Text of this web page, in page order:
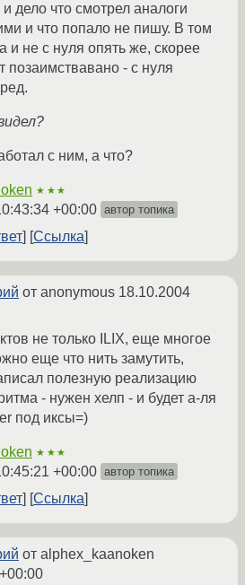
дело что смотрел аналоги
и что попало не пишу. В том
и не с нуля опять же, скорее
позаимствавано - с нуля
с ним, а что?
★★★
+00:00 автор топика
Ссылка
от anonymous 18.10.2004
не только ILIX, еще многое
еще что нить замутить,
полезную реализацию
- нужен хелп - и будет а-ля
под иксы=)
★★★
+00:00 автор топика
Ссылка
от alphex_kaanoken